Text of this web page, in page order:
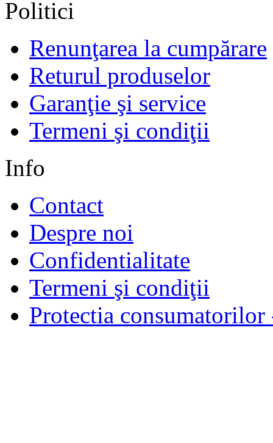
Politici
Renunţarea la cumpărare
Returul produselor
Garanţie şi service
Termeni şi condiţii
Info
Contact
Despre noi
Confidentialitate
Termeni şi condiţii
Protectia